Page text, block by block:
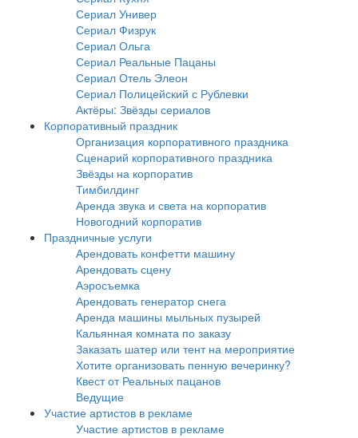
Сериал Универ
Сериал Физрук
Сериал Ольга
Сериал Реальные Пацаны
Сериал Отель Элеон
Сериал Полицейский с Рублевки
Актёры: Звёзды сериалов
Корпоративный праздник
Организация корпоративного праздника
Сценарий корпоративного праздника
Звёзды на корпоратив
Тимбилдинг
Аренда звука и света на корпоратив
Новогодний корпоратив
Праздничные услуги
Арендовать конфетти машину
Арендовать сцену
Аэросъемка
Арендовать генератор снега
Аренда машины мыльных пузырей
Кальянная комната по заказу
Заказать шатер или тент на мероприятие
Хотите организовать пенную вечеринку?
Квест от Реальных пацанов
Ведущие
Участие артистов в рекламе
Участие артистов в рекламе